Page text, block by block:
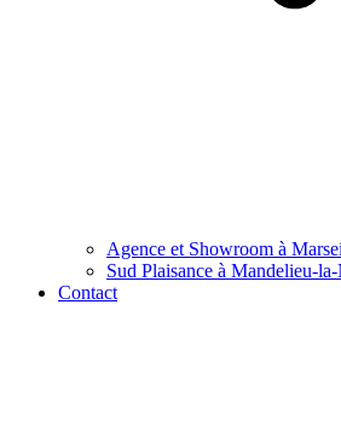
Agence et Showroom à
Sud Plaisance à Mandelieu-
Contact